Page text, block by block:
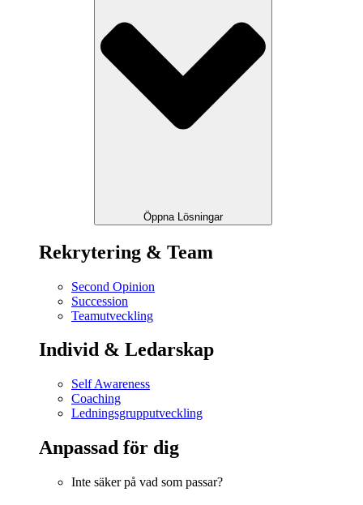
Öppna Lösningar
Rekrytering & Team
Second Opinion
Succession
Teamutveckling
Individ & Ledarskap
Self Awareness
Coaching
Ledningsgrupputveckling
Anpassad för dig
Inte säker på vad som passar?